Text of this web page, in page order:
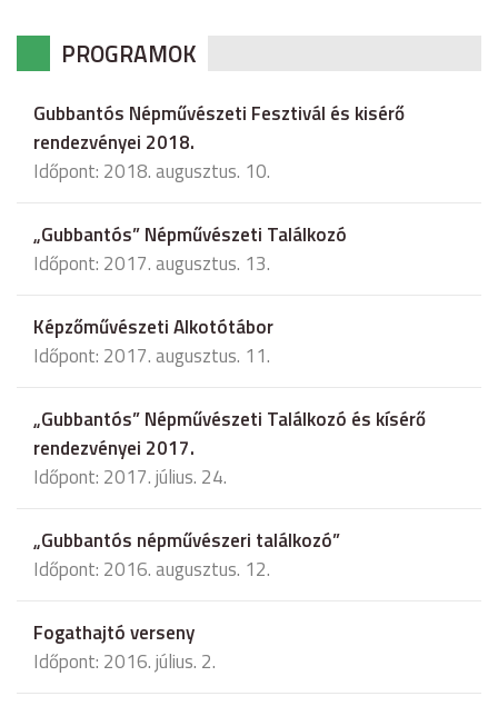
PROGRAMOK
Gubbantós Népművészeti Fesztivál és kisérő
rendezvényei 2018.
Időpont: 2018. augusztus. 10.
„Gubbantós” Népművészeti Találkozó
Időpont: 2017. augusztus. 13.
Képzőművészeti Alkotótábor
Időpont: 2017. augusztus. 11.
„Gubbantós” Népművészeti Találkozó és kísérő
rendezvényei 2017.
Időpont: 2017. július. 24.
„Gubbantós népművészeri találkozó”
Időpont: 2016. augusztus. 12.
Fogathajtó verseny
Időpont: 2016. július. 2.